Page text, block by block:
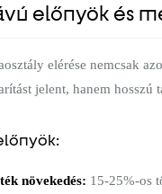
előnyök és
elérése nemcsak
jelent, hanem hosszú
növekedés: 15-25%-os